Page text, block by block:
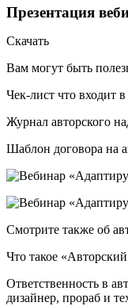
Презентация
Скачать
Вам могут быть
Чек-лист что входит
Журнал авторского
Шаблон договора на
Смотрите также об
Что такое
Ответственность в
дизайнер, прораб и